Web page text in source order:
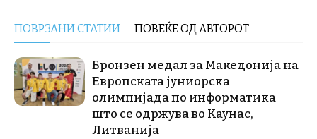
ПОВРЗАНИ СТАТИИ ПОВЕЌЕ ОД АВТОРОТ
Бронзен медал за Македонија на
Европската јуниорска
олимпијада по информатика
што се одржува во Каунас,
Литванија